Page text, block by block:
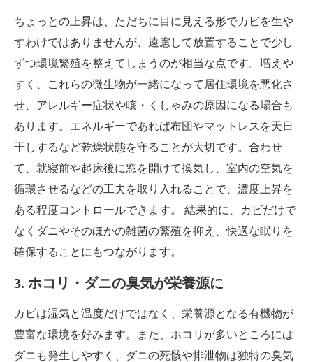
ちょっとの上昇は、ただちに目に見える形でカビを生や
すわけではありませんが、遠慮して放置することで少し
ずつ環境繁殖を整えてしまうのが相当な点です。増えや
すく、これらの微生物が一緒になって居住環境を悪化さ
せ、アレルギー症状や咳・くしゃみの原因になる場合も
あります。エネルギーであれば布団やマットレスを天日
干しするなど乾燥状態を守ることが大切です。合わせ
て、就寝前や起床後に窓を開けて換気し、室内の空気を
循環させるなどの工夫を取り入れることで、濃度上昇を
ある程度コントロールできます。 結果的に、カビだけで
なくダニやそのほかの雑菌の繁殖を抑え、快適な眠りを
確保することにもつながります。
3. ホコリ・ダニの臭気が栄養源に
カビは湿気と温度だけではなく、栄養源となる有機物が
豊富な環境を好みます。また、ホコリが多いところには
ダニも発生しやすく、ダニの死骸や排泄物は独特の臭気